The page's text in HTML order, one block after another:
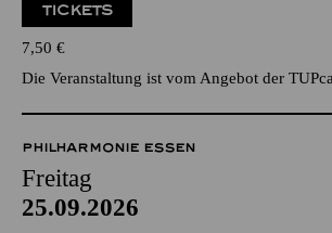
TICKETS
7,50 €
Die Veranstaltung ist vom Angebot der
PHILHARMONIE ESSEN
Freitag
25.09.2026